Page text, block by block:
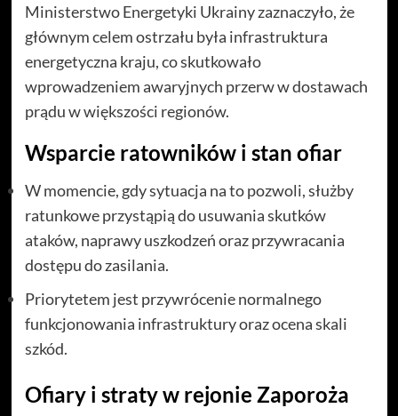
Ministerstwo Energetyki Ukrainy zaznaczyło, że
głównym celem ostrzału była infrastruktura
energetyczna kraju, co skutkowało
wprowadzeniem awaryjnych przerw w dostawach
prądu w większości regionów.
Wsparcie ratowników i stan ofiar
W momencie, gdy sytuacja na to pozwoli, służby
ratunkowe przystąpią do usuwania skutków
ataków, naprawy uszkodzeń oraz przywracania
dostępu do zasilania.
Priorytetem jest przywrócenie normalnego
funkcjonowania infrastruktury oraz ocena skali
szkód.
Ofiary i straty w rejonie Zaporoża